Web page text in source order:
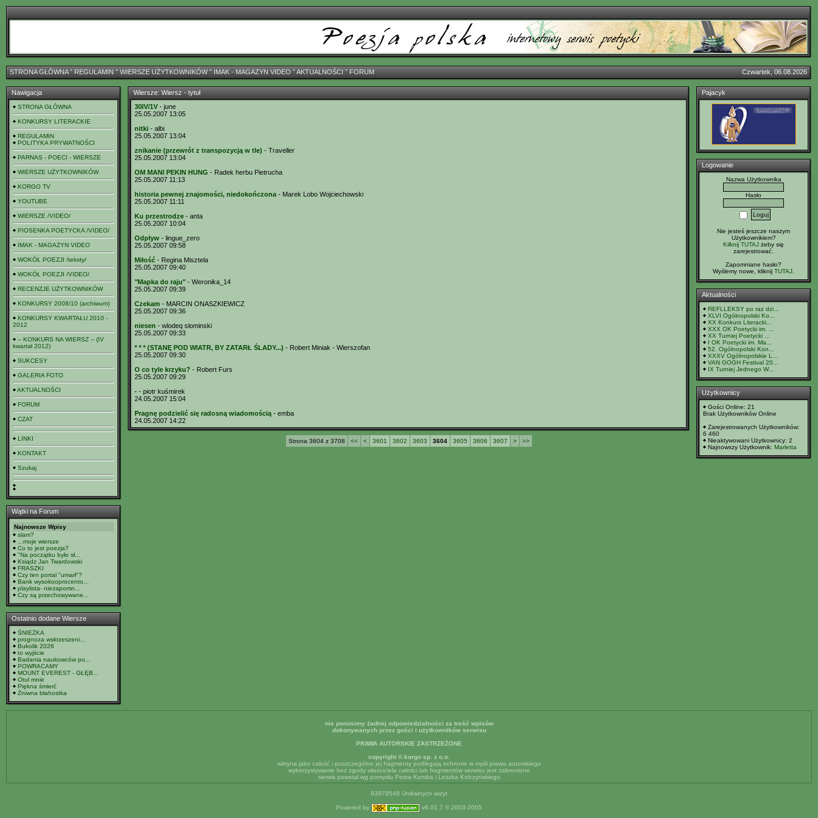
STRONA GŁÓWNAˇ REGULAMIN ˇ WIERSZE UŻYTKOWNIKÓWˇ IMAK - MAGAZYN VIDEO ˇAKTUALNOŚCI ˇ FORUM Czwartek, 06.08.2026
Nawigacja
STRONA GŁÓWNA
KONKURSY LITERACKIE
REGULAMIN
POLITYKA PRYWATNOŚCI
PARNAS - POECI - WIERSZE
WIERSZE UŻYTKOWNIKÓW
KORGO TV
YOUTUBE
WIERSZE /VIDEO/
PIOSENKA POETYCKA /VIDEO/
IMAK - MAGAZYN VIDEO
WOKÓŁ POEZJI /teksty/
WOKÓŁ POEZJI /VIDEO/
RECENZJE UŻYTKOWNIKÓW
KONKURSY 2008/10 (archiwum)
KONKURSY KWARTAŁU 2010 -
2012
-- KONKURS NA WIERSZ -- (IV
kwartał 2012)
SUKCESY
GALERIA FOTO
AKTUALNOŚCI
FORUM
CZAT
LINKI
KONTAKT
Szukaj
Wątki na Forum
Najnowsze Wpisy
slam?
...moje wiersze
Co to jest poezja?
"Na początku było sł...
Ksiądz Jan Twardowski
FRASZKI
Czy ten portal "umarł"?
Bank wysokooprocento...
playlista- niezapomn...
Czy są przechowywane...
Ostatnio dodane Wiersze
ŚNIEŻKA
prognoza wskrzeszeni...
Bukolik 2026
to wyjście
Badania naukowców po...
POWRACAMY
MOUNT EVEREST - GŁĘB...
Otul mnie
Piękna śmierć
Żniwna błahostka
Wiersze: Wiersz - tytuł
30IV/1V - june
25.05.2007 13:05
nitki - albi
25.05.2007 13:04
znikanie (przewrót z transpozycją w tle) - Traveller
25.05.2007 13:04
OM MANI PEKIN HUNG - Radek herbu Pietrucha
25.05.2007 11:13
historia pewnej znajomości, niedokończona - Marek Lobo Wojciechowski
25.05.2007 11:11
Ku przestrodze - anta
25.05.2007 10:04
Odpływ - lingue_zero
25.05.2007 09:58
Miłość - Regina Misztela
25.05.2007 09:40
"Mapka do raju" - Weronika_14
25.05.2007 09:39
Czekam - MARCIN ONASZKIEWICZ
25.05.2007 09:36
niesen - wlodeq slominski
25.05.2007 09:33
* * * (STANĘ POD WIATR, BY ZATARŁ ŚLADY...) - Robert Miniak - Wierszofan
25.05.2007 09:30
O co tyle krzyku? - Robert Furs
25.05.2007 09:29
- - piotr kuśmirek
24.05.2007 15:04
Pragnę podzielić się radosną wiadomością - emba
24.05.2007 14:22
Strona 3604 z 3708 << < 3601 3602 3603 3604 3605 3606 3607 > >>
Pajacyk
Logowanie
Nazwa Użytkownika
Hasło
Nie jesteś jeszcze naszym
Użytkownikiem?
Kilknij TUTAJ żeby się
zarejestrować.
Zapomniane hasło?
Wyślemy nowe, kliknij TUTAJ
Aktualności
REFLLEKSY po raz dzi...
XLVI Ogólnopolski Ko...
XX Konkurs Literacki...
XXX OK Poetycki im. ...
XX Turniej Poetycki ...
I OK Poetycki im. Ma...
52. Ogólnopolski Kon...
XXXV Ogólnopolskie L...
VAN GOGH Festival 20...
IX Turniej Jednego W...
Użytkownicy
Gości Online: 21
Brak Użytkowników Online
Zarejestrowanych Użytkowników:
6 460
Nieaktywowani Użytkownicy: 2
Najnowszy Użytkownik: Marletta
nie ponosimy żadnej odpowiedzialności za treść wpisów
dokonywanych przez gości i użytkowników serwisu
PRAWA AUTORSKIE ZASTRZEŻONE
copyright © korgo sp. z o.o.
witryna jako całość i poszczególne jej fragmenty podlegają ochronie w myśl prawa autorskiego
wykorzystywanie bez zgody właściciela całości lub fragmentów serwisu jest zabronione
serwis powstał wg pomysłu Piotra Kontka i Leszka Kolczyńskiego
93979548 Unikalnych wizyt
Powered by v6.01.7 © 2003-2005